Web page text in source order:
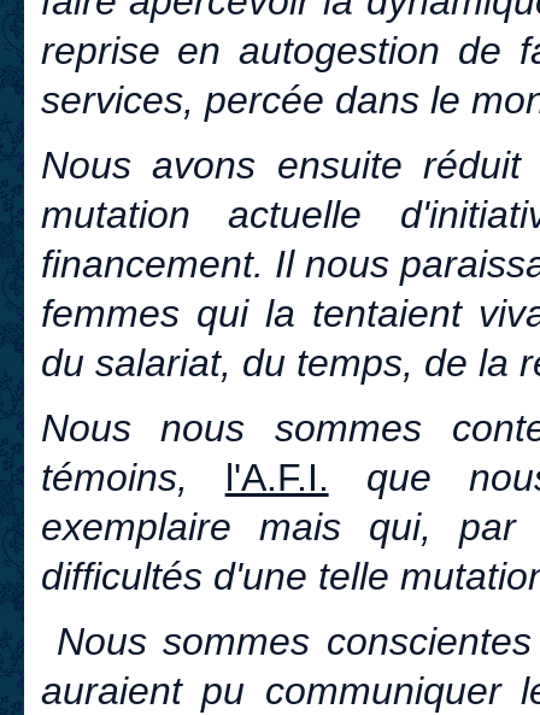
reprise en autogestion de
services, percée dans le
Nous avons ensuite
mutation actuelle
financement. Il nous
femmes qui la tentaient
du salariat, du temps, de la
Nous nous sommes
témoins,
l'A.F.I. que
exemplaire mais qui,
difficultés d'une telle
Nous sommes
auraient pu communiquer